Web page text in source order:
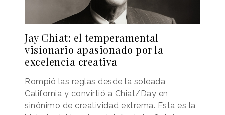
Jay Chiat: el temperamental
visionario apasionado por la
excelencia creativa
Rompió las reglas desde la soleada
California y convirtió a Chiat/Day en
sinónimo de creatividad extrema. Esta es la